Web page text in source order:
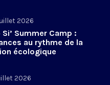
2026
Summer Camp :
au rythme de la
écologique
2026